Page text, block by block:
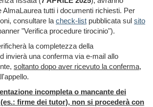
AlmaLaurea tutti i documenti richiesti. Per
consultare lacheck-list pubblicata sul sito
"Verifica procedure tirocinio").
la completezza della
invierà una conferma via e-mail allo
soltanto dopo aver ricevuto la conferma,
incompleta o mancante dei
firme dei tutor), non si procederà con